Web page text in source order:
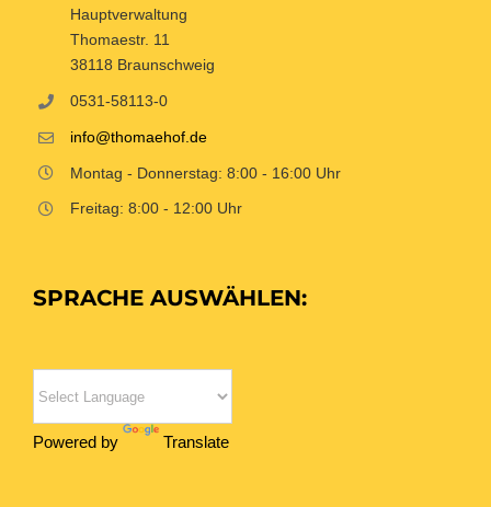
Hauptverwaltung
Thomaestr. 11
38118 Braunschweig
0531-58113-0
info@thomaehof.de
Montag - Donnerstag: 8:00 - 16:00 Uhr
Freitag: 8:00 - 12:00 Uhr
SPRACHE AUSWÄHLEN:
Powered by Translate